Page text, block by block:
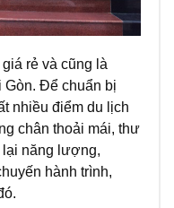
rẻ và cũng là
Gòn. Để chuẩn bị
nhiều điểm du lịch
chân thoải mái, thư
lại năng lượng,
hành trình,